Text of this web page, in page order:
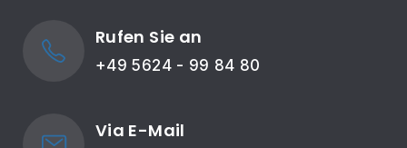
Rufen Sie an
+49 5624 - 99 84 80
Via E-Mail